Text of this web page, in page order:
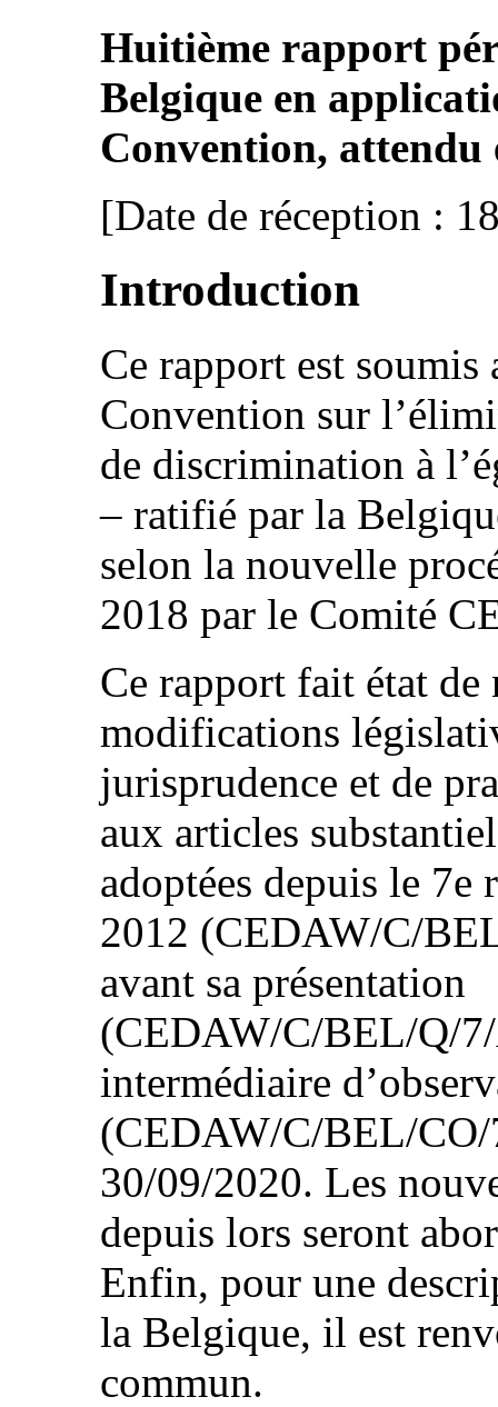
Huitième rapport
Belgique en
Convention,
[Date de réception :
Introduction
Ce rapport est
Convention sur
de discrimination à
– ratifié par la
selon la nouvelle
2018 par le Comité
Ce rapport fait état
modifications
jurisprudence et de
aux articles
adoptées depuis le
2012 (CEDAW/C/
avant sa présentation
(CEDAW/C/BEL/Q/
intermédiaire
(CEDAW/C/BEL/CO/
30/09/2020. Les
depuis lors seront
Enfin, pour une
la Belgique, il est
commun.